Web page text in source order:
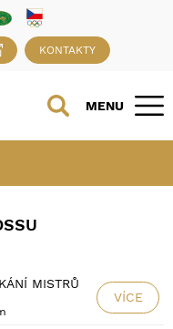
KONTAKTY
MENU
MISTRŮ
VÍCE